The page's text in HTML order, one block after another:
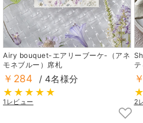
Airy bouquet-エアリーブーケ-（アネ
モネブルー）席札
￥284 / 4名様分
1レビュー 2